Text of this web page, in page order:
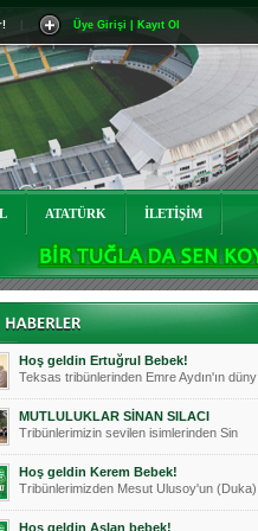
Üye Girişi | Kayıt Ol
ATATÜRK İLETİŞİM
Mutluluklar Ceyhun Tetik
Teksas tribünlerinin sevilen isimlerinde
Bursasporumuzun önü açılsın is
Teksaslı Bursasporlular Derneği Başkanı
Hoş geldin Alaz Bebek!
Teksas.org sistem yöneticisi, ekibimizin
Hoş geldin Göktuğ Bebek!
Teksas.org ekibimizden ve tribünlerimizi
Hoş geldin Kadir Kağan Bebek!
Teksas tribünlerinden Basri İleri'nin dü
Hoş geldin Ertuğrul Bebek!
Teksas tribünlerinden Emre Aydın'ın düny
MUTLULUKLAR SİNAN SILACI
Tribünlerimizin sevilen isimlerinden Sin
Hoş geldin Kerem Bebek!
Tribünlerimizden Mesut Ulusoy'un (Duka)
Hoş geldin Aslan bebek!